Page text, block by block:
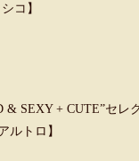
コ】
SEXY + CUTE”セレ
ルトロ】